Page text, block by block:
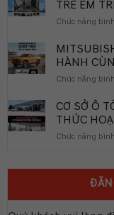
TRẺ EM
Chức năng
HÀNH
Chức năng
CƠ SỞ Ô
THỨC
Chức năng